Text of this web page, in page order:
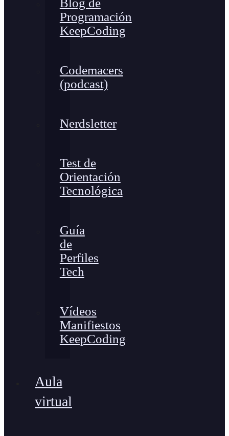
Blog de
Programación
KeepCoding
Codemacers
(podcast)
Nerdsletter
Test de
Orientación
Tecnológica
Guía
de
Perfiles
Tech
Vídeos
Manifiestos
KeepCoding
Aula
virtual